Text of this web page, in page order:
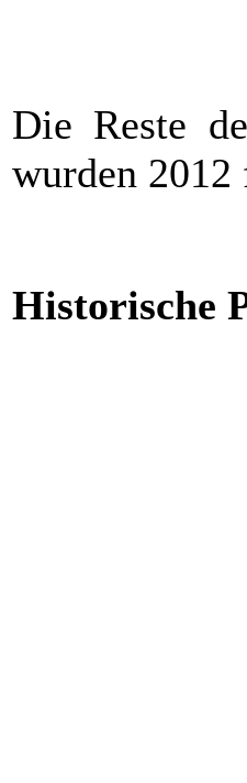
Die Reste
wurden 2012
Historische